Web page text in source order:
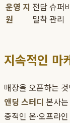
운영 지
원
전담 슈퍼
밀착 관리
지속적인 마
매장을 오픈하는
앤딩 스터디 본사
중적인 온·오프라